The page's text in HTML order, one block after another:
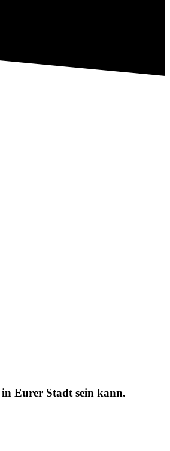
in Eurer Stadtsein kann.